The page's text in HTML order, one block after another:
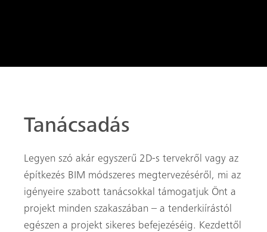
Tanácsadás
Legyen szó akár egyszerű 2D-s tervekről vagy az
építkezés BIM módszeres megtervezéséről, mi az
igényeire szabott tanácsokkal támogatjuk Önt a
projekt minden szakaszában – a tenderkiírástól
egészen a projekt sikeres befejezéséig. Kezdettől